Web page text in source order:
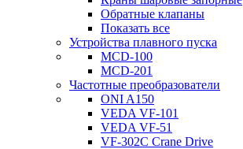
Обратные клапаны
Показать все
Устройства плавного пуска
MCD-100
MCD-201
Частотные преобразователи
ONI A150
VEDA VF-101
VEDA VF-51
VF-302C Crane Drive